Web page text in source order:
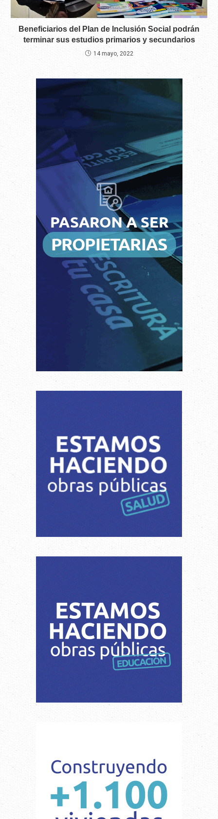
Beneficiarios del Plan de Inclusión Social podrán
terminar sus estudios primarios y secundarios
14 mayo, 2022